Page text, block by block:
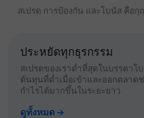
สเปรด การป้องกัน และโบนัส คือ
ประหยัดทุกธุรกรรม
สเปรดของเราต่ำที่สุดในบรรดาโ
ต้นทุนที่ต่ำเมื่อเข้าและออกตลาด
กำไรได้มากขึ้นในระยะยาว
ดูทั้งหมด